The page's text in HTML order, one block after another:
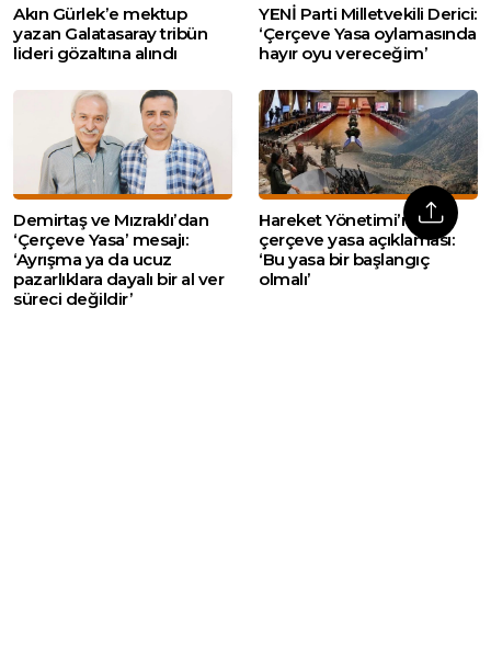
Akın Gürlek’e mektup
yazan Galatasaray tribün
lideri gözaltına alındı
YENİ Parti Milletvekili Derici:
‘Çerçeve Yasa oylamasında
hayır oyu vereceğim’
Demirtaş ve Mızraklı’dan
‘Çerçeve Yasa’ mesajı:
‘Ayrışma ya da ucuz
pazarlıklara dayalı bir al ver
süreci değildir’
Hareket Yönetimi’nden
çerçeve yasa açıklaması:
‘Bu yasa bir başlangıç
olmalı’